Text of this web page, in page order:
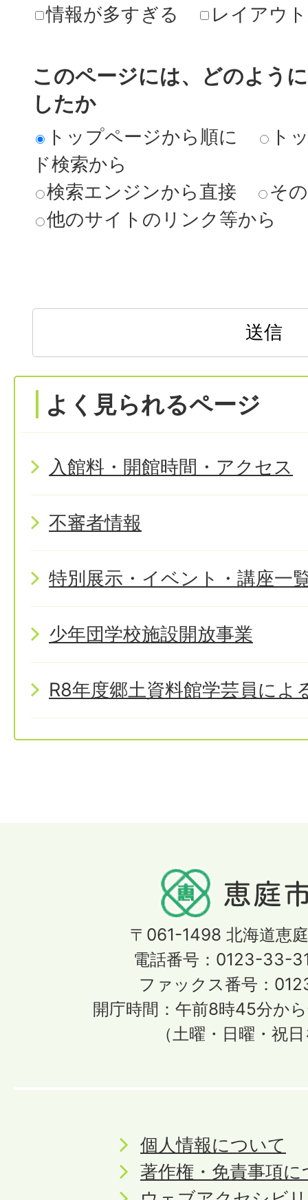
情報が多すぎる
レイアウ
このページには、どのよう
したか
トップページから順に
ト
ド検索から
検索エンジンから直接
そ
他のサイトのリンク等から
よく見られるページ
入館料・開館時間・アクセス
不審者情報
特別展示・イベント・講座一
少年団学校施設開放事業
R8年度郷土資料館学芸員によ
〒061-1498 北海道恵
電話番号：0123-33-
ファックス番号：
開庁時間：午前8時45分か
（土曜・日曜・祝
個人情報について
著作権・免責事項